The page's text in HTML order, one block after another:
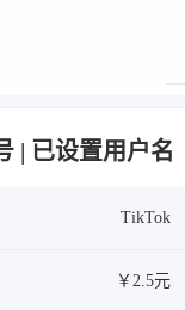
| 已设置用户名
TikTok
￥2.5元